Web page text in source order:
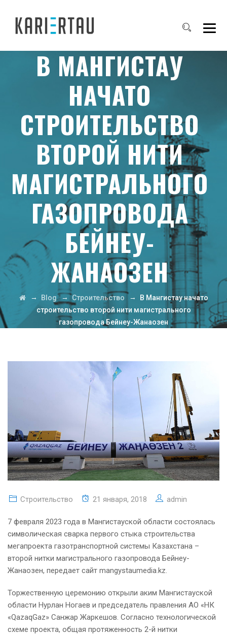
В МАНГИСТАУ
НАЧАТО
СТРОИТЕЛЬСТВО
ВТОРОЙ НИТИ
МАГИСТРАЛЬНОГО
ГАЗОПРОВОДА
БЕЙНЕУ-
ЖАНАОЗЕН
→ Blog→Строительство →
В Мангистау начато
строительство второй нити магистрального
газопровода Бейнеу-Жанаозен
Строительство 21 января, 2018 admin
7 февраля 2023 года в Мангистауской области состоялась
символическая сварка первого стыка строительства
мегапроекта газотранспортной системы Казахстана –
второй нитки магистрального газопровода Бейнеу-
Жанаозен, передает сайт mangystaumedia.kz.
Торжественную церемонию открыли аким Мангистауской
области Нурлан Ногаев и председатель правления АО «НК
«QazaqGaz» Санжар Жаркешов. Согласно технологической
схеме проекта, общая протяженность 2-й нитки